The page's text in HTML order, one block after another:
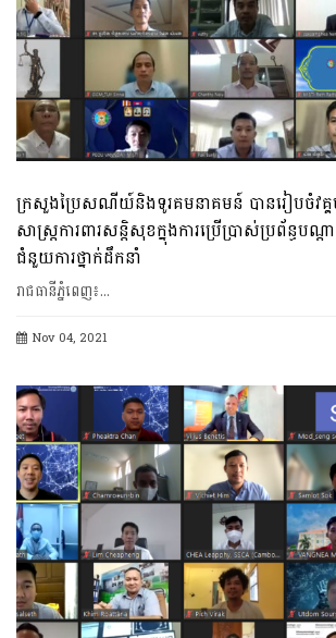
ក្រសួងប្រៃសណីយ៍និងទូរគមនាគមន៍ បានរៀបចំវគ្
សាស្ត្រការពារសន្តិសុខក្នុងការប្រើប្រាស់ប្រព័ន្ធប
ជំនួយការថ្នាក់ដឹកនាំ
រាជធានីភ្នំពេញ៖…
Nov 04, 2021